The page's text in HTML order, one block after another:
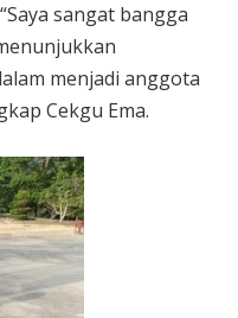
sangat bangga
menjadi anggota
Cekgu Ema.